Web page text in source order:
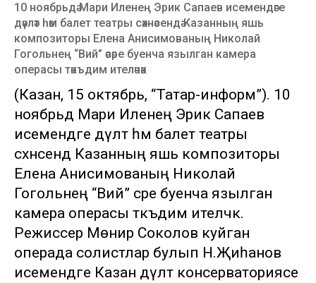
10 ноябрьдә Мари Иленең Эрик Сапаев исемендәге
дәүләт һәм балет театры сәхнәсендә Казанның яшь
композиторы Елена Анисимованың Николай
Гогольнең “Вий” әсәре буенча язылган камера
операсы тәкъдим ителәчәк
(Казан, 15 октябрь, “Татар-информ”). 10
ноябрьдә Мари Иленең Эрик Сапаев
исемендәге дәүләт һәм балет театры
сәхнәсендә Казанның яшь композиторы
Елена Анисимованың Николай
Гогольнең “Вий” әсәре буенча язылган
камера операсы тәкъдим ителәчәк.
Режиссер Мөнир Соколов куйган
операда солистлар булып Н.Җиһанов
исемендәге Казан дәүләт консерваториясе